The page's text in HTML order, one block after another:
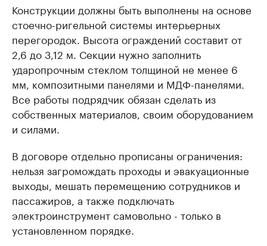
Конструкции должны быть выполнены на основе
стоечно-ригельной системы интерьерных
перегородок. Высота ограждений составит от
2,6 до 3,12 м. Секции нужно заполнить
ударопрочным стеклом толщиной не менее 6
мм, композитными панелями и МДФ-панелями.
Все работы подрядчик обязан сделать из
собственных материалов, своим оборудованием
и силами.
В договоре отдельно прописаны ограничения:
нельзя загромождать проходы и эвакуационные
выходы, мешать перемещению сотрудников и
пассажиров, а также подключать
электроинструмент самовольно - только в
установленном порядке.